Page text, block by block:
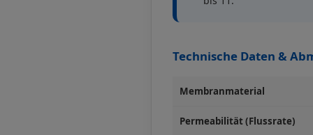
Technische Daten &
Membranmaterial
Permeabilität (Flussrate)